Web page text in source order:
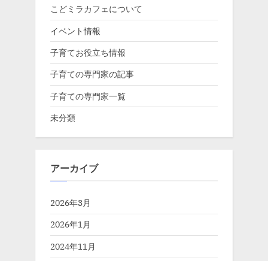
こどミラカフェについて
イベント情報
子育てお役立ち情報
子育ての専門家の記事
子育ての専門家一覧
未分類
アーカイブ
2026年3月
2026年1月
2024年11月